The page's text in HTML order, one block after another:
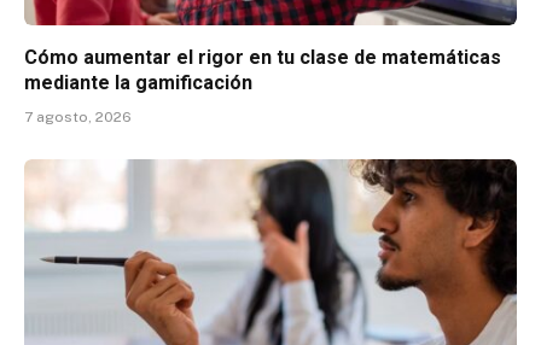
Cómo aumentar el rigor en tu clase de matemáticas
mediante la gamificación
7 agosto, 2026